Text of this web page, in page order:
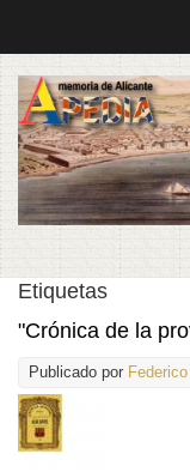
Etiquetas
"Crónica de la
Publicado por